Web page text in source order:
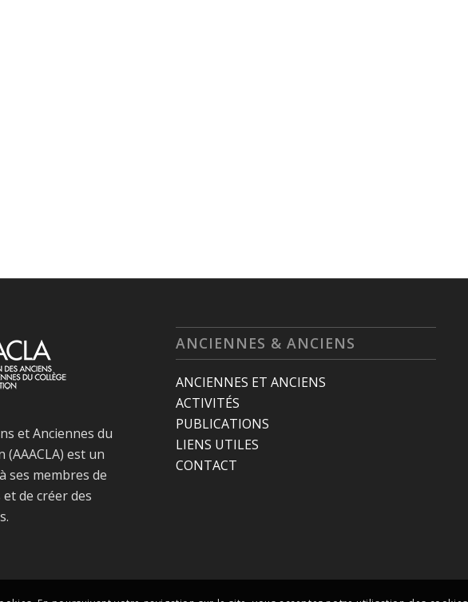
et Anciennes du
(AAACLA) est un
ses membres de
de créer des
ANCIENNES & ANCIENS
ANCIENNES ET ANCIENS
ACTIVITÉS
PUBLICATIONS
LIENS UTILES
CONTACT